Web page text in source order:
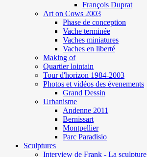
François Duprat
Art on Cows 2003
Phase de conception
Vache terminée
Vaches miniatures
Vaches en liberté
Making of
Quartier lointain
Tour d'horizon 1984-2003
Photos et vidéos des évenements
Grand Dessin
Urbanisme
Andenne 2011
Bernissart
Montpellier
Parc Paradisio
Sculptures
Interview de Frank - La sculpture